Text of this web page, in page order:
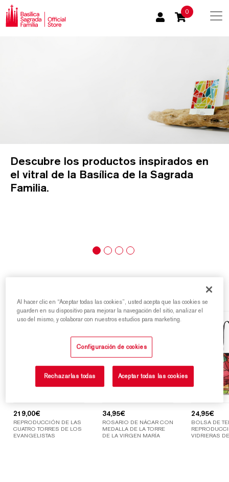
0
Descubre los productos inspirados en
el vitral de la Basílica de la Sagrada
Familia.
219,00€
REPRODUCCIÓN DE LAS
CUATRO TORRES DE LOS
EVANGELISTAS
34,95€
ROSARIO DE NÁCAR CON
MEDALLA DE LA TORRE
DE LA VIRGEN MARÍA
24,95€
BOLSA DE
VIDRIERAS
Al hacer clic en “Aceptar todas las cookies”, usted acepta que las cookies se
guarden en su dispositivo para mejorar la navegación del sitio, analizar el
uso del mismo, y colaborar con nuestros estudios para marketing.
Configuración de cookies
Rechazarlas todas Aceptar todas las cookies